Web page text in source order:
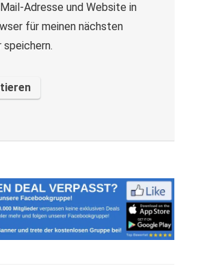
Adresse und Website in
für meinen nächsten
speichern.